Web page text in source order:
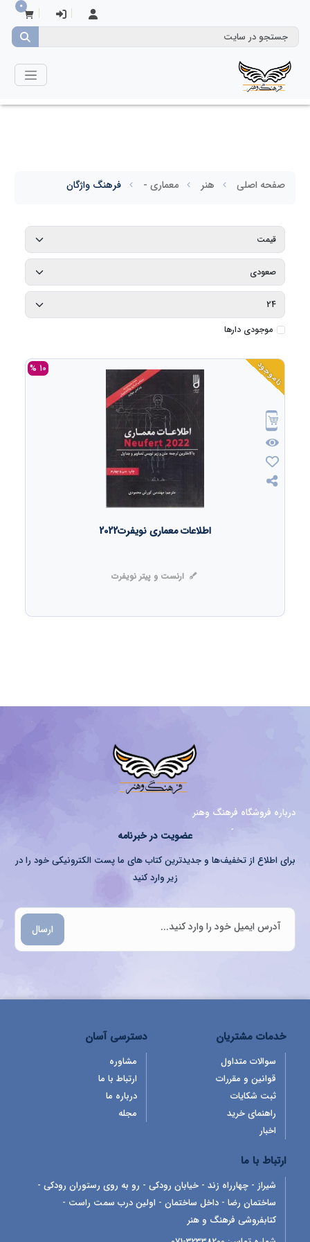
0
صفحه اصلی هنر معماری - فرهنگ واژگان
موجودی دارها
ناموجود 10 %
اطلاعات معماری نویفرت2022
ارنست و پیتر نویفرت
درباره فروشگاه فرهنگ وهنر
عضویت در خبرنامه
برای اطلاع از تخفیف‌ها و جدیدترین کتاب های ما پست الکترونیکی خود را در
زیر وارد کنید
ارسال
خدمات مشتریان
سوالات متداول
قوانین و مقررات
ثبت شکایات
راهنمای خرید
اخبار
دسترسی آسان
مشاوره
ارتباط با ما
درباره ما
مجله
ارتباط با ما
شیراز - چهارراه زند - خیابان رودکی - رو به روی رستوران رودکی -
ساختمان رضا - داخل ساختمان - اولین درب سمت راست -
کتابفروشی فرهنگ و هنر